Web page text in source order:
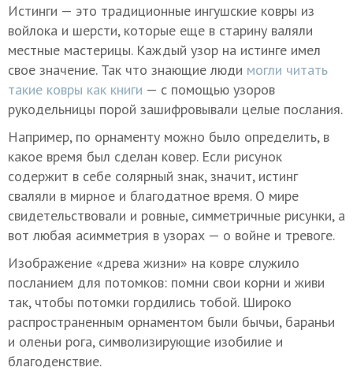
Истинги — это традиционные ингушские ковры из
войлока и шерсти, которые еще в старину валяли
местные мастерицы. Каждый узор на истинге имел
свое значение. Так что знающие люди могли читать
такие ковры как книги — с помощью узоров
рукодельницы порой зашифровывали целые послания.
Например, по орнаменту можно было определить, в
какое время был сделан ковер. Если рисунок
содержит в себе солярный знак, значит, истинг
сваляли в мирное и благодатное время. О мире
свидетельствовали и ровные, симметричные рисунки, а
вот любая асимметрия в узорах — о войне и тревоге.
Изображение «древа жизни» на ковре служило
посланием для потомков: помни свои корни и живи
так, чтобы потомки гордились тобой. Широко
распространенным орнаментом были бычьи, бараньи
и оленьи рога, символизирующие изобилие и
благоденствие.